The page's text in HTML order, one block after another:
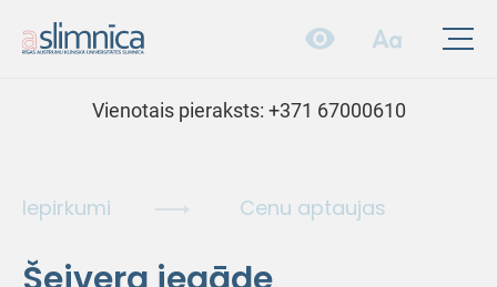
Vienotais pieraksts: +371 67000610
Iepirkumi Cenu aptaujas